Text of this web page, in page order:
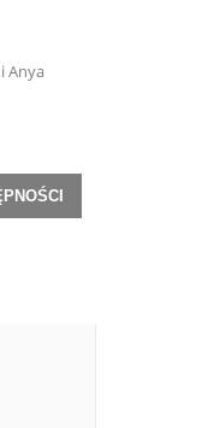
Anya